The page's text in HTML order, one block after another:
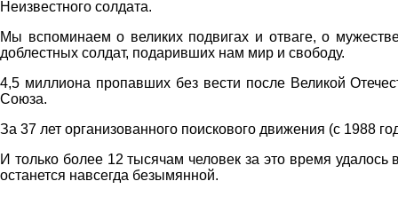
Неизвестного солдата.
Мы вспоминаем о великих подвигах и отваге, о
доблестных солдат, подаривших нам мир и свободу.
4,5 миллиона пропавших без вести после Великой
Союза.
За 37 лет организованного поискового движения (с 1988
И только более 12 тысячам человек за это время
останется навсегда безымянной.